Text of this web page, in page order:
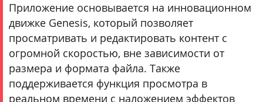
Приложение основывается на инновационном
движке Genesis, который позволяет
просматривать и редактировать контент с
огромной скоростью, вне зависимости от
размера и формата файла. Также
поддерживается функция просмотра в
реальном времени с наложением эффектов